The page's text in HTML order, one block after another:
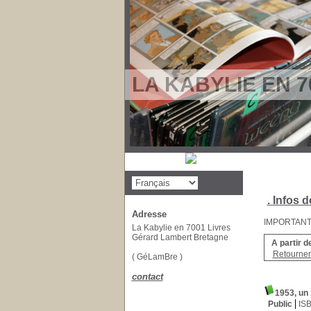
LA KABYLIE EN
. Infos
A partir
1953, un
Public
Adresse
La Kabylie en 7001 Livres
Gérard Lambert Bretagne
( GéLamBre )
contact